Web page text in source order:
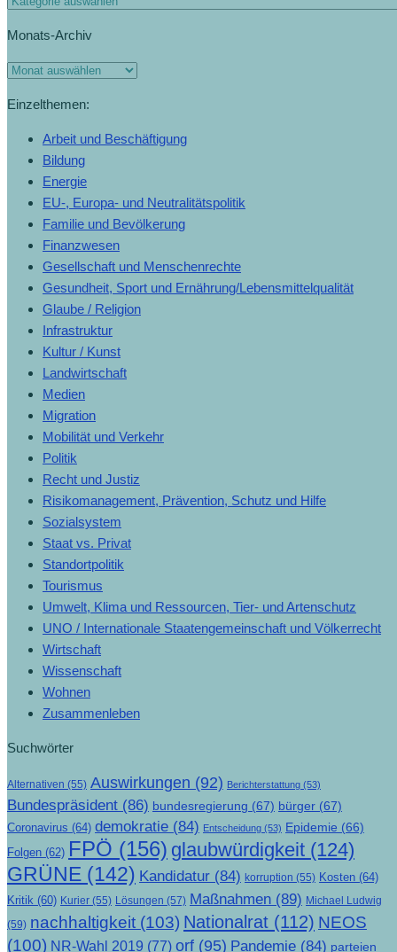
Monats-Archiv
Einzelthemen:
Arbeit und Beschäftigung
Bildung
Energie
EU-, Europa- und Neutralitätspolitik
Familie und Bevölkerung
Finanzwesen
Gesellschaft und Menschenrechte
Gesundheit, Sport und Ernährung/Lebensmittelqualität
Glaube / Religion
Infrastruktur
Kultur / Kunst
Landwirtschaft
Medien
Migration
Mobilität und Verkehr
Politik
Recht und Justiz
Risikomanagement, Prävention, Schutz und Hilfe
Sozialsystem
Staat vs. Privat
Standortpolitik
Tourismus
Umwelt, Klima und Ressourcen, Tier- und Artenschutz
UNO / Internationale Staatengemeinschaft und Völkerrecht
Wirtschaft
Wissenschaft
Wohnen
Zusammenleben
Suchwörter
Alternativen (55) Auswirkungen (92) Berichterstattung (53)
Bundespräsident (86) bundesregierung (67) bürger (67)
Coronavirus (64) demokratie (84) Entscheidung (53) Epidemie (66)
Folgen (62) FPÖ (156) glaubwürdigkeit (124)
GRÜNE (142) Kandidatur (84) korruption (55) Kosten (64)
Kritik (60) Kurier (55) Lösungen (57) Maßnahmen (89) Michael Ludwig
(59) nachhaltigkeit (103) Nationalrat (112) NEOS
(100) NR-Wahl 2019 (77) orf (95) Pandemie (84) parteien